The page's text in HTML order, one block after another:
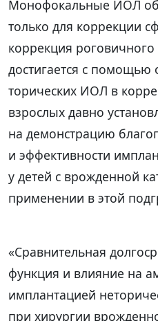
Монофокальные ИОЛ
только для коррекции
коррекция
достигается с помощью
торических ИОЛ в
взрослых давно
на демонстрацию
и эффективности
у детей с врожденной
применении в этой
«Сравнительная
функция и влияние на
имплантацией
при хирургии